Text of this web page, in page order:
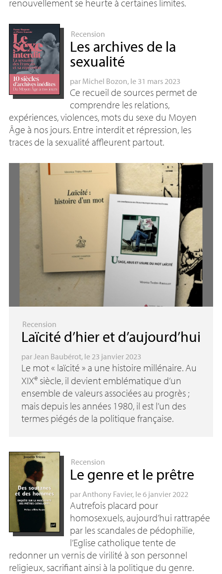
renouvellement se heurte à certaines limites.
Recension
Les archives de la
sexualité
par Michel Bozon, le 31 mars 2023
Ce recueil de sources permet de
comprendre les relations,
expériences, violences, mots du sexe du Moyen
Âge à nos jours. Entre interdit et répression, les
traces de la sexualité affleurent partout.
Recension
Laïcité d’hier et d’aujourd’hui
par Jean Baubérot, le 23 janvier 2023
Le mot « laïcité » a une histoire millénaire. Au
XIXesiècle, il devient emblématique d’un
ensemble de valeurs associées au progrès ;
mais depuis les années 1980, il est l’un des
termes piégés de la politique française.
Recension
Le genre et le prêtre
par Anthony Favier, le 6 janvier 2022
Autrefois placard pour
homosexuels, aujourd’hui rattrapée
par les scandales de pédophilie,
l’Eglise catholique tente de
redonner un vernis de virilité à son personnel
religieux, sacrifiant ainsi à la politique du genre.